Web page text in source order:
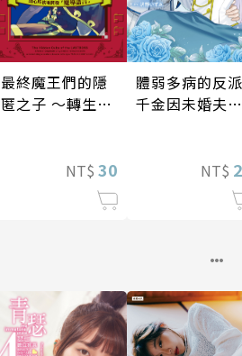
最終魔王們的隱
匿之子 ～轉生到
所欲地開發「魔
導語言《Magic
Code》」～ 第
NT$ 30
體弱多病的反派
千金因未婚夫的
是水火不容NT$